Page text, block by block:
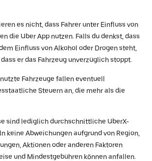
es nicht, dass Fahrer unter Einfluss von
die Uber App nutzen. Falls du denkst, dass
Einfluss von Alkohol oder Drogen steht,
er das Fahrzeug unverzüglich stoppt.
Fahrzeuge fallen eventuell
Steuern an, die mehr als die
sind lediglich durchschnittliche UberX-
keine Abweichungen aufgrund von Region,
Aktionen oder anderen Faktoren
und Mindestgebühren können anfallen.